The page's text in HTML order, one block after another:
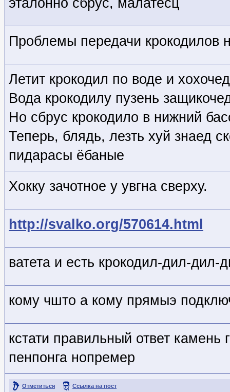
Проблемы передачи крокодилов
Летит крокодил по воде и хохочед
Вода крокодилу пузень
Но сбрус крокодило в нижний
Теперь, блядь, лезть хуй знаед
пидарасы ёбаные
Хокку зачотное у увгна сверху.
http://svalko.org/570614.html
ватета и есть крокодил-дил-дил-
кому чшто а кому прямыэ
кстати правильный ответ
пенпонга нопремер
Отметиться Ссылка на пост